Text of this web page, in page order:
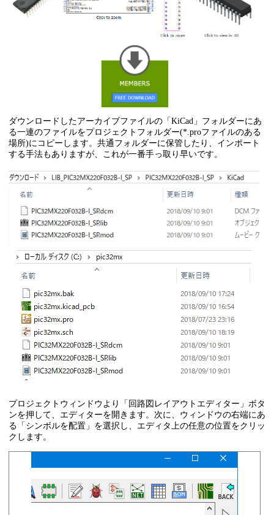
ダウンロードしたアーカイブファイルの「KiCad」フォルダーにあ
る一連のファイルをプロジェクトフォルダー(*.proファイルのある
場所)にコピーします。共通フォルダーに保管したり、インポート
する手法もありますが、これが一番手っ取り早いです。
プロジェクトウィンドウより「回路図レイアウトエディター」ボタ
ンを押して、エディターを開きます。次に、ウィンドウの右端にあ
る「シンボルを配置」を選択し、エディタ上の任意の位置をクリッ
クします。